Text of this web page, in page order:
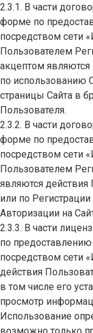
2.3.1. В части
форме по
посредством сети
Пользователем
акцептом
по использованию
страницы Сайта в
Пользователя.
2.3.2. В части
форме по
посредством сети
Пользователем
являются действия
или по
Авторизации на
2.3.3. В части
по
посредством сети
действия
в том числе его
просмотр
Использование